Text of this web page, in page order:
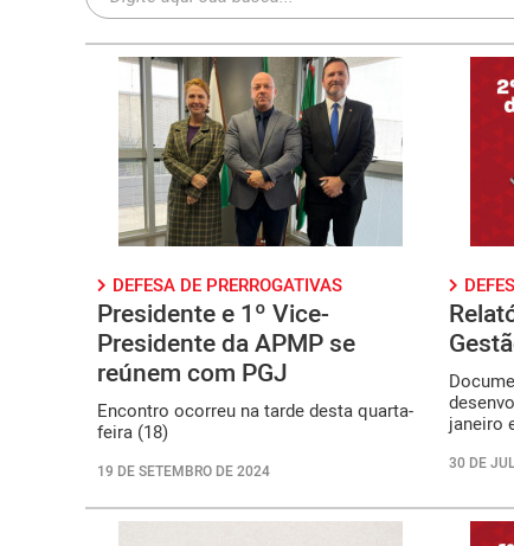
DEFESA DE PRERROGATIVAS
Presidente e 1º Vice-
Presidente da APMP se
reúnem com PGJ
Encontro ocorreu na tarde desta quarta-
feira (18)
19 DE SETEMBRO DE 2024
janeiro
30 DE